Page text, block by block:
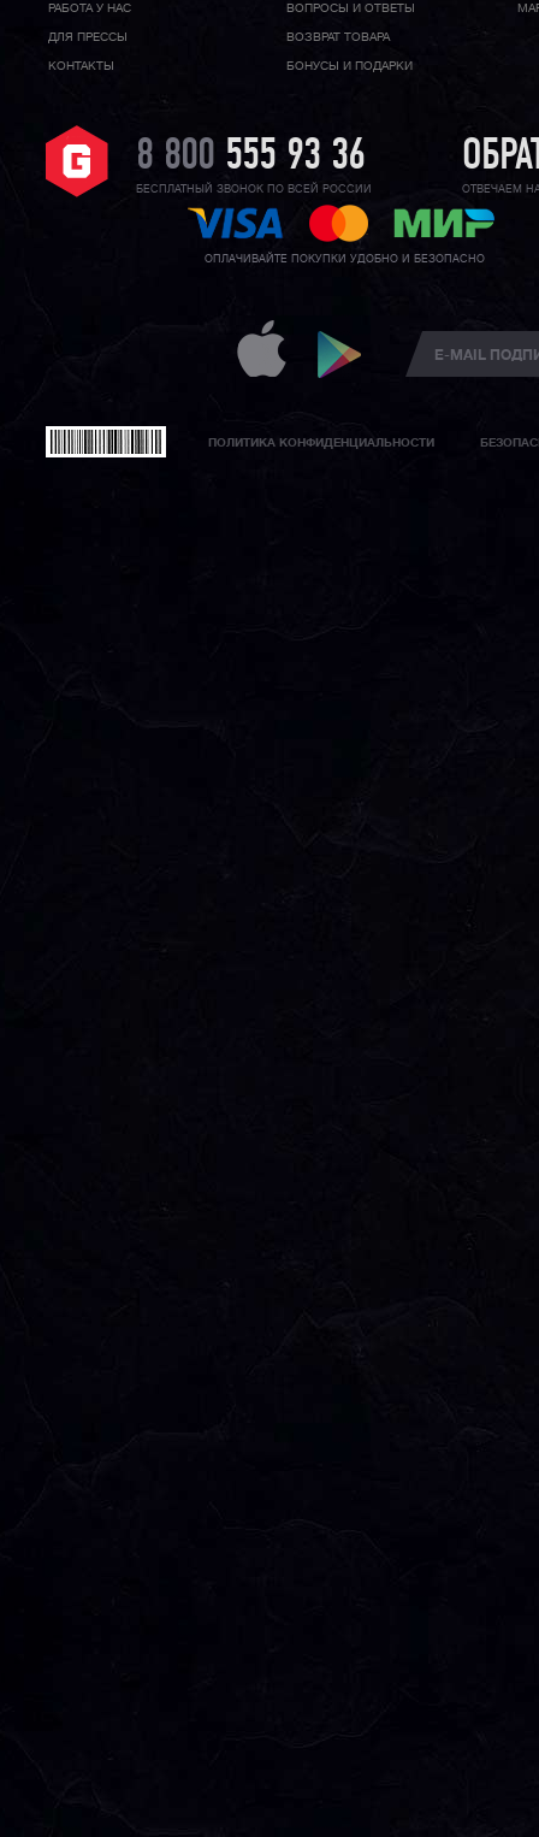
РАБОТА У НАС
ДЛЯ ПРЕССЫ
КОНТАКТЫ
ВОПРОСЫ И ОТВЕТЫ
ВОЗВРАТ ТОВАРА
БОНУСЫ И ПОДАРКИ
8 800 555 93 36
БЕСПЛАТНЫЙ ЗВОНОК ПО ВСЕЙ РОССИИ ОТВЕЧАЕМ
ОПЛАЧИВАЙТЕ ПОКУПКИ УДОБНО И БЕЗОПАСНО
ПОЛИТИКА КОНФИДЕНЦИАЛЬНОСТИ